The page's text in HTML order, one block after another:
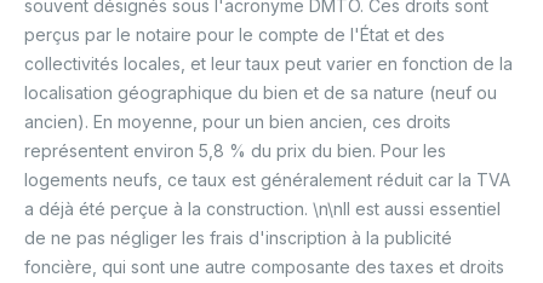
souvent désignés sous l'acronyme DMTO. Ces droits sont
perçus par le notaire pour le compte de l'État et des
collectivités locales, et leur taux peut varier en fonction de la
localisation géographique du bien et de sa nature (neuf ou
ancien). En moyenne, pour un bien ancien, ces droits
représentent environ 5,8 % du prix du bien. Pour les
logements neufs, ce taux est généralement réduit car la TVA
a déjà été perçue à la construction. \n\nIl est aussi essentiel
de ne pas négliger les frais d'inscription à la publicité
foncière, qui sont une autre composante des taxes et droits